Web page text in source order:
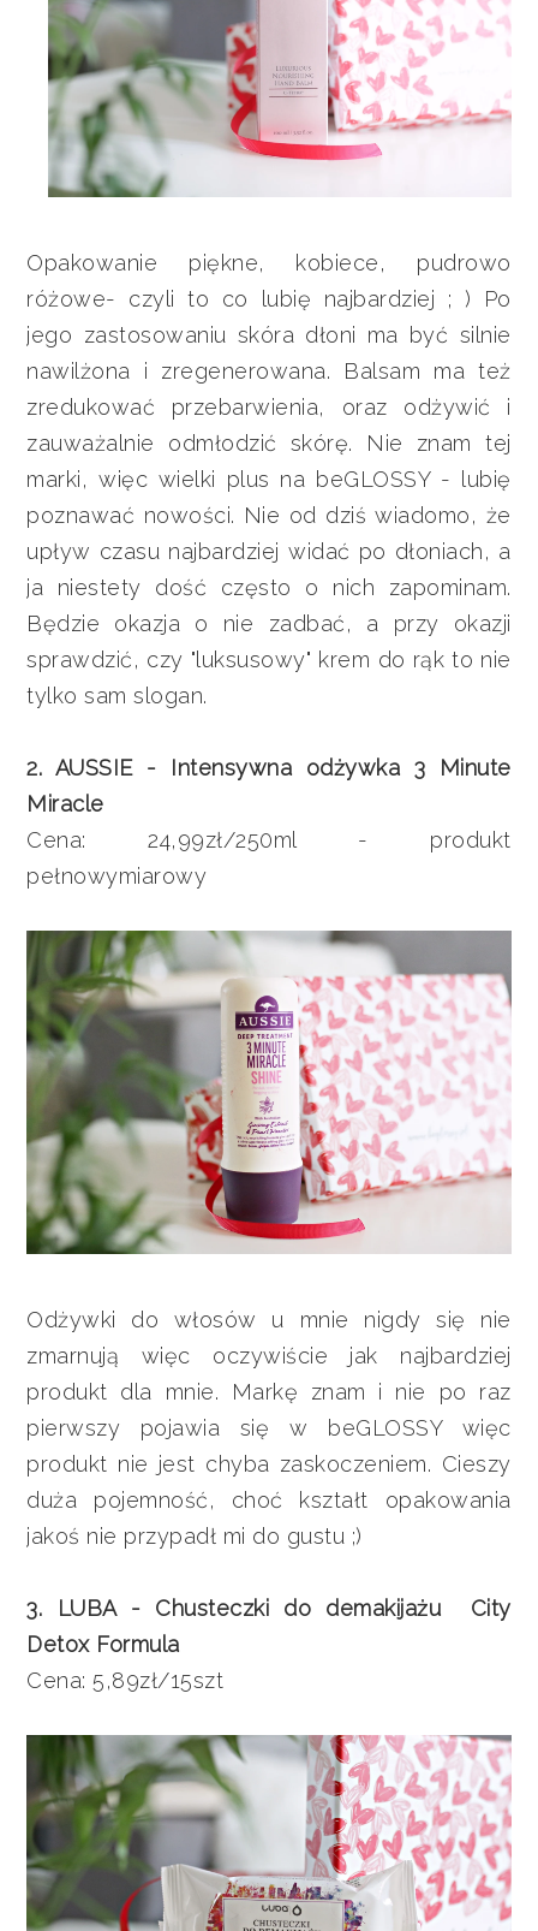
Opakowanie piękne, kobiece, pudrowo
różowe- czyli to co lubię najbardziej ; ) Po
jego zastosowaniu skóra dłoni ma być silnie
nawilżona i zregenerowana. Balsam ma też
zredukować przebarwienia, oraz odżywić i
zauważalnie odmłodzić skórę. Nie znam tej
marki, więc wielki plus na beGLOSSY - lubię
poznawać nowości. Nie od dziś wiadomo, że
upływ czasu najbardziej widać po dłoniach, a
ja niestety dość często o nich zapominam.
Będzie okazja o nie zadbać, a przy okazji
sprawdzić, czy "luksusowy" krem do rąk to nie
tylko sam slogan.
2. AUSSIE - Intensywna odżywka 3 Minute
Miracle
Cena: 24,99zł/250ml - produkt
pełnowymiarowy
Odżywki do włosów u mnie nigdy się nie
zmarnują więc oczywiście jak najbardziej
produkt dla mnie. Markę znam i nie po raz
pierwszy pojawia się w beGLOSSY więc
produkt nie jest chyba zaskoczeniem. Cieszy
duża pojemność, choć kształt opakowania
jakoś nie przypadł mi do gustu ;)
3. LUBA - Chusteczki do demakijażu City
Detox Formula
Cena: 5,89zł/15szt